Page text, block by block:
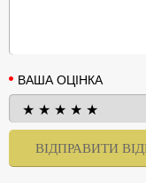
ВАША ОЦІНКА